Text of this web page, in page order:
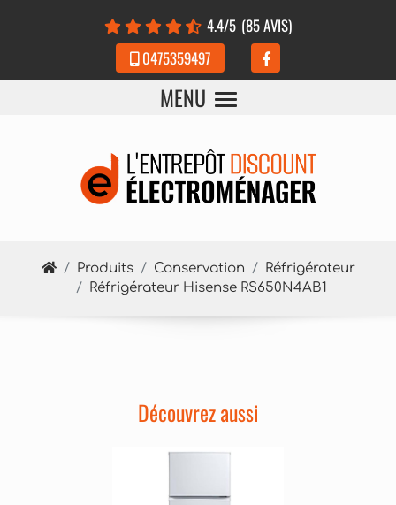
4.4/5 (85 AVIS)
0475359497
MENU
Produits Conservation
Réfrigérateur
Réfrigérateur Hisense RS650N4AB1
Découvrez aussi